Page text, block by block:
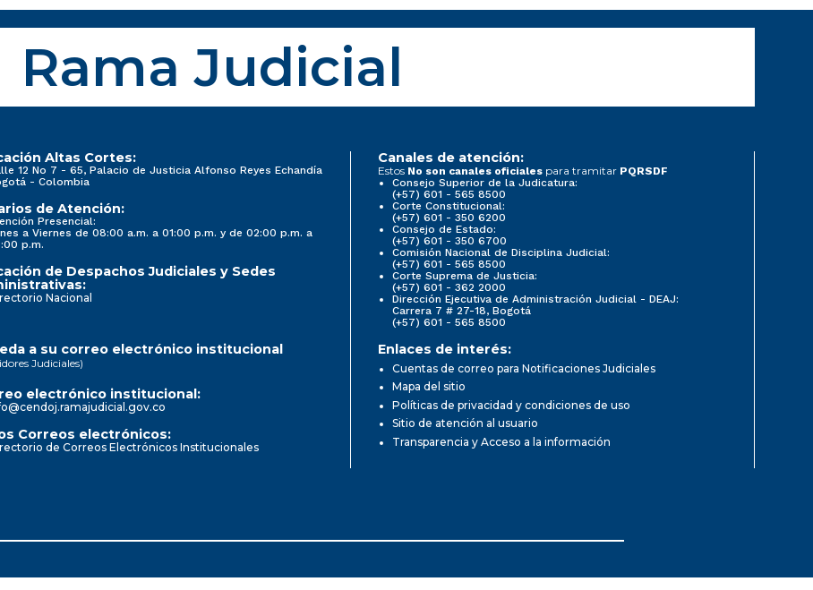
Rama Judicial
Altas Cortes:
12 No 7 - 65, Palacio de Justicia Alfonso Reyes Echandía
- Colombia
de Atención:
Presencial:
a Viernes de 08:00 a.m. a 01:00 p.m. y de 02:00 p.m. a
p.m.
de Despachos Judiciales y Sedes
Nacional
Canales de atención:
Estos No son canales oficiales para tramitar PQRSDF
Consejo Superior de la Judicatura:
(+57) 601 - 565 8500
Corte Constitucional:
(+57) 601 - 350 6200
Consejo de Estado:
(+57) 601 - 350 6700
Comisión Nacional de Disciplina Judicial:
(+57) 601 - 565 8500
Corte Suprema de Justicia:
(+57) 601 - 362 2000
Dirección Ejecutiva de Administración Judicial - DEAJ:
Carrera 7 # 27-18, Bogotá
(+57) 601 - 565 8500
a su correo electrónico institucional
Judiciales)
electrónico institucional:
Correos electrónicos:
de Correos Electrónicos Institucionales
Enlaces de interés:
Cuentas de correo para Notificaciones Judiciales
Mapa del sitio
Políticas de privacidad y condiciones de uso
Sitio de atención al usuario
Transparencia y Acceso a la información